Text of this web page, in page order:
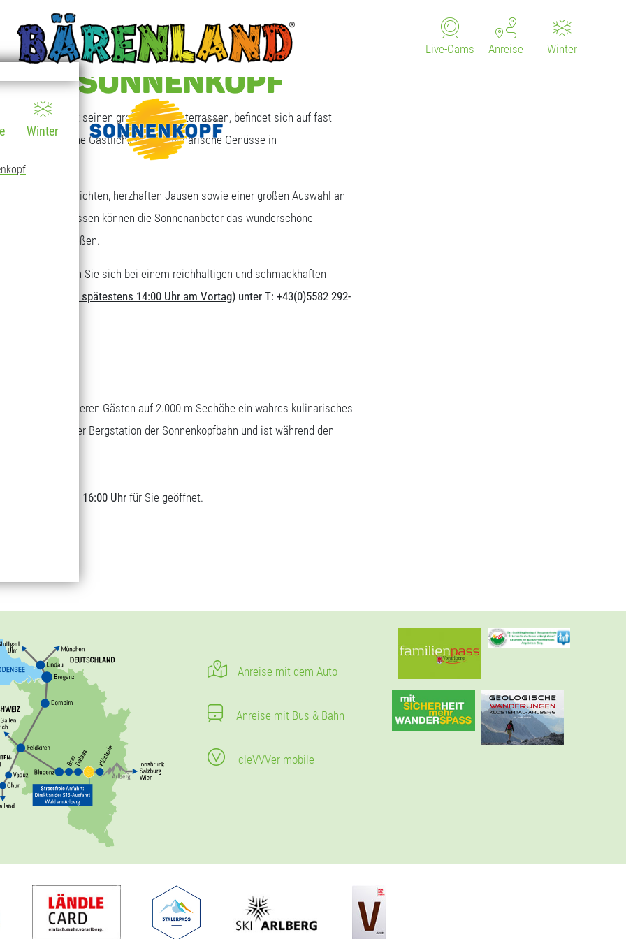
Winter
Winter
Anreise
Live-Cams
AM SONNENKOPF
Sonnenkopf mit seinen großen Sonnenterrassen, befindet sich auf fast
die freundliche Gastlichkeit und kulinarische Genüsse in
Tagesgerichten, herzhaften Jausen sowie einer großen Auswahl an
Sonnenterrassen können die Sonnenanbeter das wunderschöne
genießen.
Art. Stärken Sie sich bei einem reichhaltigen und schmackhaften
( bis spätestens 14:00 Uhr am Vortag) unter T: +43(0)5582 292-
bietet unseren Gästen auf 2.000 m Seehöhe ein wahres kulinarisches
direkt bei der Bergstation der Sonnenkopfbahn und ist während den
09:00 bis 16:00 Uhrfür Sie geöffnet.
Anreise mit dem Auto
Anreise mit Bus & Bahn
cleVVVer mobile